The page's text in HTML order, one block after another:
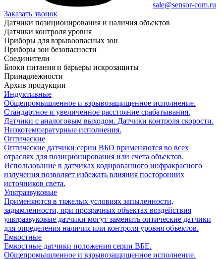
sale@sensor-com.ru
Заказать звонок
Датчики позиционирования и наличия объектов
Датчики контроля уровня
Приборы для взрывоопасных зон
Приборы зон безопасности
Соединители
Блоки питания и барьеры искрозащиты
Принадлежности
Архив продукции
Индуктивные
Общепромышленное и взрывозащищенное исполнение.
Стандартное и увеличенное расстояние срабатывания.
Датчики с аналоговым выходом. Датчики контроля скорости.
Низкотемпературные исполнения.
Оптические
Оптические датчики серии ВБО применяются во всех
отраслях для позиционирования или счета объектов.
Использование в датчиках кодированного инфракрасного
излучения позволяет избежать влияния посторонних
источников света.
Ультразвуковые
Применяются в тяжелых условиях запыленности,
задымленности, при прозрачных объектах воздействия
ультразвуковые датчики могут заменить оптические датчики
для определения наличия или контроля уровня объектов.
Емкостные
Емкостные датчики положения серии ВБЕ.
Общепромышленное и взрывозащищенное исполнение.